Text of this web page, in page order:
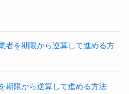
者を期限から逆算して進める方
期限から逆算して進める方法